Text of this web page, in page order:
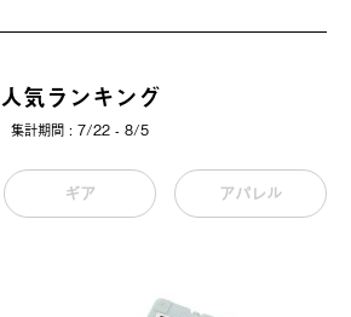
人気ランキング
集計期間 : 7/22 - 8/5
ギア アパレル